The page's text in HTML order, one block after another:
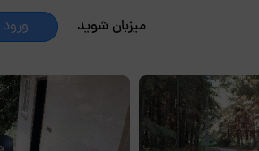
میزبان شوید